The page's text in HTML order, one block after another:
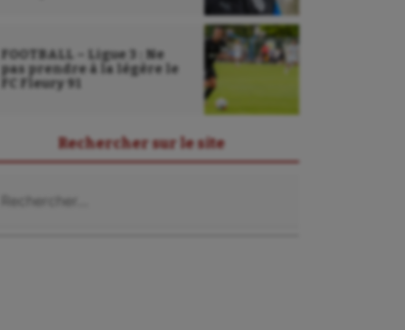
FOOTBALL – Ligue 3 : Ne
pas prendre à la légère le
FC Fleury 91
Rechercher sur le site